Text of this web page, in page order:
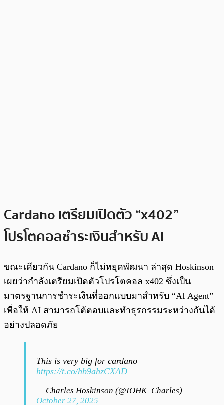
Cardano เตรียมเปิดตัว “x402”
โปรโตคอลชำระเงินสำหรับ AI
ขณะเดียวกัน Cardano ก็ไม่หยุดพัฒนา ล่าสุด Hoskinson
เผยว่ากำลังเตรียมเปิดตัวโปรโตคอล x402 ซึ่งเป็น
มาตรฐานการชำระเงินที่ออกแบบมาสำหรับ “AI Agent”
เพื่อให้ AI สามารถโต้ตอบและทำธุรกรรมระหว่างกันได้
อย่างปลอดภัย
This is very big for cardano
https://t.co/hb9ahzCXAD
— Charles Hoskinson (@IOHK_Charles)
October 27, 2025